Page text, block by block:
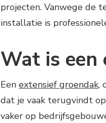
projecten. Vanwege de
installatie is
Wat is een
Een extensief groendak,
dat je vaak terugvindt op
vaker op